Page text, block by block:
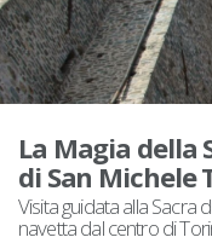
La Magia della
di San Michele
Visita guidata alla Sacra
navetta dal centro di